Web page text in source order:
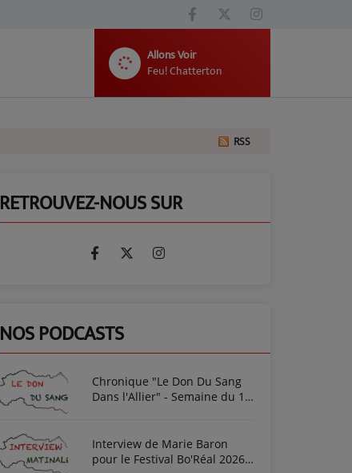
Allons Voir
Feu! Chatterton
RSS
RETROUVEZ-NOUS SUR
NOS PODCASTS
Chronique "Le Don Du Sang
Dans l'Allier" - Semaine du 10
Interview de Marie Baron
pour le Festival Bo'Réal 2026